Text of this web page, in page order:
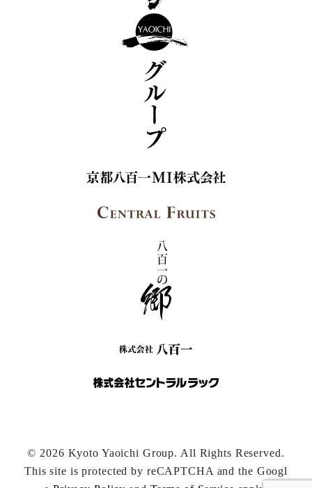
© 2026 Kyoto Yaoichi Group. All Rights Reserved.
This site is protected by reCAPTCHA and the Googl